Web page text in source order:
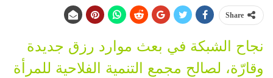
Share
نجاح الشبكة في بعث موارد رزق جديدة
وقارّة، لصالح مجمع التنمية الفلاحية للمرأة